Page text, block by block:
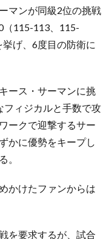
マンが同級2位の挑戦
（115-113、115-
げ、6度目の防衛に
ース・サーマンに挑
フィジカルと手数で攻
ークで迎撃するサー
かに優勢をキープし
。
かけたファンからは
を要求するが、試合